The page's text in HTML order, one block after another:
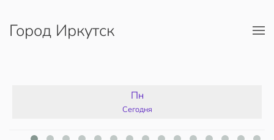
Перейти к содержимому
Город Иркутск
Пн
Сегодня